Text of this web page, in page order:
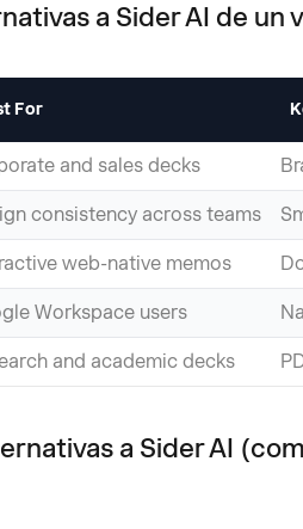
a Sider AI de un
For
and sales decks
consistency across teams
web-native memos
Workspace users
and academic decks
a Sider AI